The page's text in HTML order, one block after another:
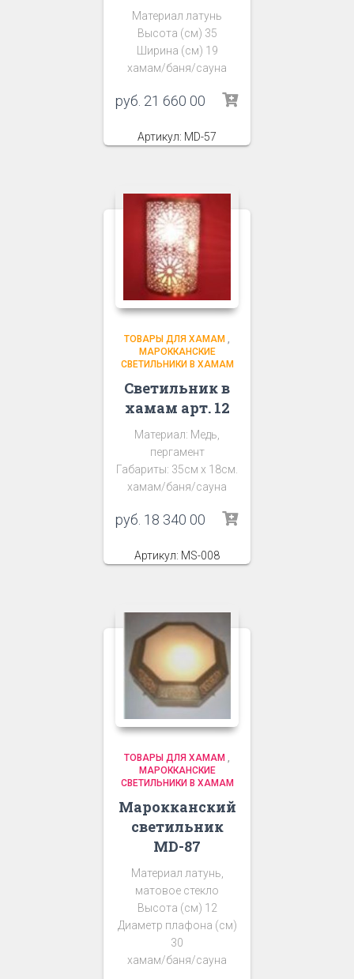
Материал латунь
Высота (см) 35
Ширина (см) 19
хамам/баня/сауна
руб. 21 660 00
Артикул: MD-57
ТОВАРЫ ДЛЯ ХАМАМ ,
МАРОККАНСКИЕ
СВЕТИЛЬНИКИ В ХАМАМ
Светильник в
хамам арт. 12
Материал: Медь,
пергамент
Габариты: 35см х 18см.
хамам/баня/сауна
руб. 18 340 00
Артикул: MS-008
ТОВАРЫ ДЛЯ ХАМАМ ,
МАРОККАНСКИЕ
СВЕТИЛЬНИКИ В ХАМАМ
Марокканский
светильник
MD-87
Материал латунь,
матовое стекло
Высота (см) 12
Диаметр плафона (см)
30
хамам/баня/сауна